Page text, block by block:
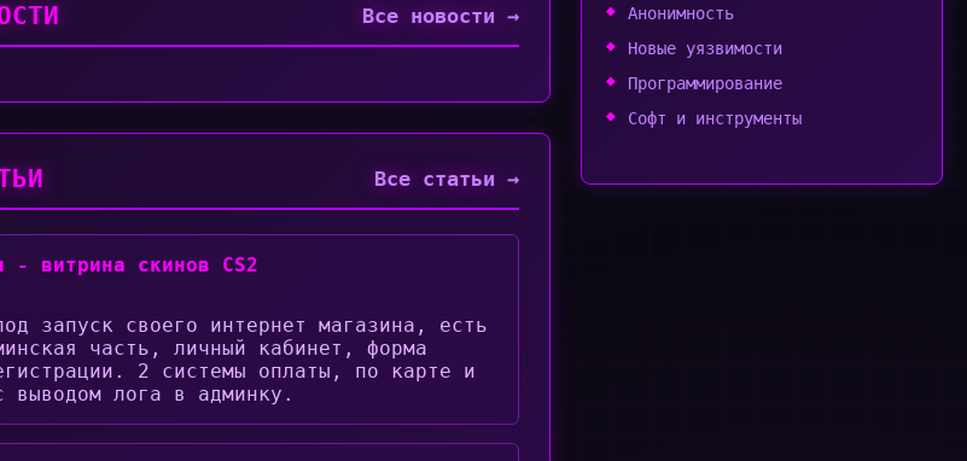
Все новости →
Все статьи →
- витрина скинов CS2
запуск своего интернет магазина, есть
часть, личный кабинет, форма
2 системы оплаты, по карте и
выводом лога в админку.
Анонимность
Новые уязвимости
Программирование
Софт и инструменты